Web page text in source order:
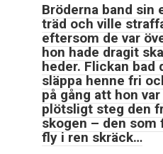
Bröderna band sin
träd och ville
eftersom de var
hon hade dragit
heder. Flickan bad
släppa henne fri
på gång att hon
plötsligt steg den
skogen – den
fly i ren skräck…